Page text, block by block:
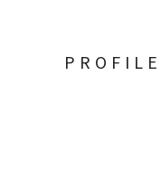
PROFILE